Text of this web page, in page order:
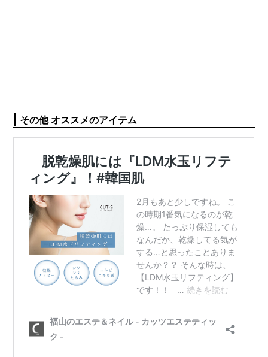
| その他 オススメのアイテム